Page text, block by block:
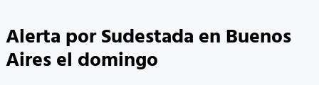
Alerta por Sudestada en Buenos
Aires el domingo